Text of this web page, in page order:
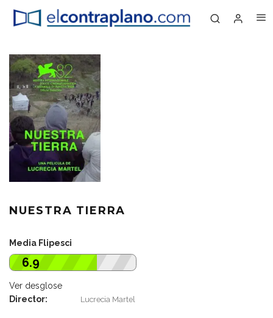
NUESTRA TIERRA
Media Flipesci
6.9
Ver desglose
Director:
Lucrecia Martel